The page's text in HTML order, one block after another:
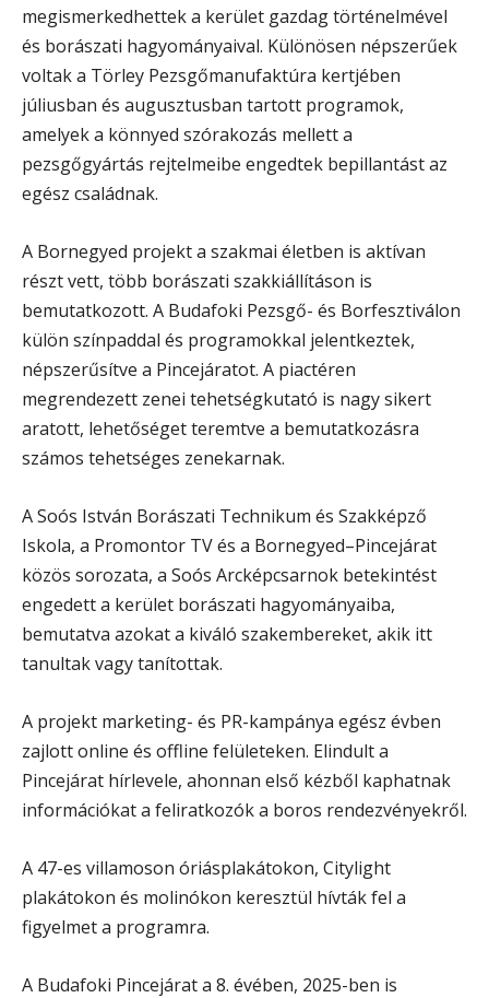
megismerkedhettek a kerület gazdag történelmével
és borászati hagyományaival. Különösen népszerűek
voltak a Törley Pezsgőmanufaktúra kertjében
júliusban és augusztusban tartott programok,
amelyek a könnyed szórakozás mellett a
pezsgőgyártás rejtelmeibe engedtek bepillantást az
egész családnak.
A Bornegyed projekt a szakmai életben is aktívan
részt vett, több borászati szakkiállításon is
bemutatkozott. A Budafoki Pezsgő- és Borfesztiválon
külön színpaddal és programokkal jelentkeztek,
népszerűsítve a Pincejáratot. A piactéren
megrendezett zenei tehetségkutató is nagy sikert
aratott, lehetőséget teremtve a bemutatkozásra
számos tehetséges zenekarnak.
A Soós István Borászati Technikum és Szakképző
Iskola, a Promontor TV és a Bornegyed–Pincejárat
közös sorozata, a Soós Arcképcsarnok betekintést
engedett a kerület borászati hagyományaiba,
bemutatva azokat a kiváló szakembereket, akik itt
tanultak vagy tanítottak.
A projekt marketing- és PR-kampánya egész évben
zajlott online és offline felületeken. Elindult a
Pincejárat hírlevele, ahonnan első kézből kaphatnak
információkat a feliratkozók a boros rendezvényekről.
A 47-es villamoson óriásplakátokon, Citylight
plakátokon és molinókon keresztül hívták fel a
figyelmet a programra.
A Budafoki Pincejárat a 8. évében, 2025-ben is